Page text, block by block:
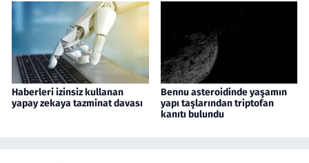
Haberleri izinsiz kullanan
yapay zekaya tazminat davası
Bennu asteroidinde yaşamın
yapı taşlarından triptofan
kanıtı bulundu